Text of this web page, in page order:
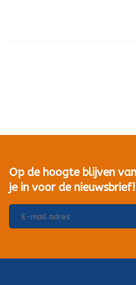
Op de hoogte blijven
je in voor de nieuwsbrief!